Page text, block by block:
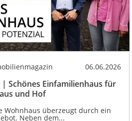
06.06.2026
Schönes Einfamilienhaus für
und Hof
Wohnhaus überzeugt durch ein
Neben dem...